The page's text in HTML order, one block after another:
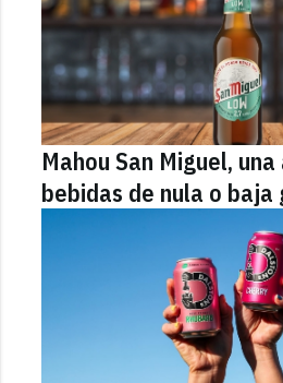
Mahou San Miguel,
bebidas de nula o baja